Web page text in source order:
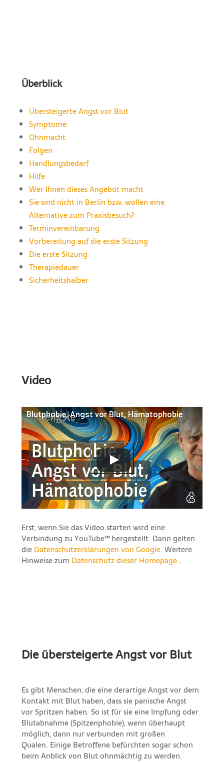
Überblick
Übersteigerte Angst vor Blut
Symptome
Ohnmacht
Folgen
Handlungsbedarf
Hilfe
Wer Ihnen dieses Angebot macht
Sie sind nicht in Berlin bzw. wollen eine
Alternative zum Praxisbesuch?
Terminvereinbarung
Vorbereitung auf die erste Sitzung
Die erste Sitzung
Therapiedauer
Sicherheitshalber
Video
Blutphobie, Angst vor Blut, Hämatophobie
Erst, wenn Sie das Video starten wird eine
Verbindung zu YouTube™ hergestellt. Dann gelten
die Datenschutzerklärungen von Google. Weitere
Hinweise zum Datenschutz dieser Homepage..
Die übersteigerte Angst vor Blut
Es gibt Menschen, die eine derartige Angst vor dem
Kontakt mit Blut haben, dass sie panische Angst
vor Spritzen haben. So ist für sie eine Impfung oder
Blutabnahme (Spitzenphobie), wenn überhaupt
möglich, dann nur verbunden mit großen
Qualen. Einige Betroffene befürchten sogar schon
beim Anblick von Blut ohnmächtig zu werden.